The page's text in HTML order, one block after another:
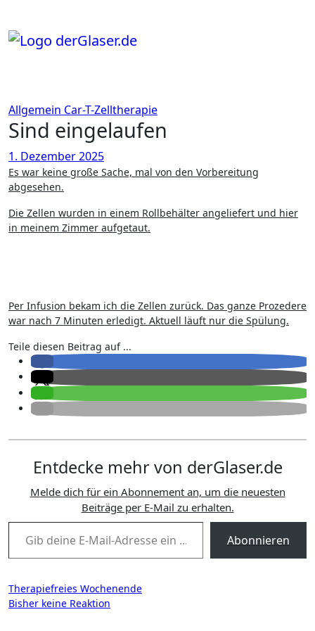
springen
Allgemein Car-T-Zelltherapie
Sind eingelaufen
1. Dezember 2025
Es war keine große Sache, mal von den Vorbereitung
abgesehen.
Die Zellen wurden in einem Rollbehälter angeliefert und hier
in meinem Zimmer aufgetaut.
Per Infusion bekam ich die Zellen zurück. Das ganze Prozedere
war nach 7 Minuten erledigt. Aktuell läuft nur die Spülung.
Teile diesen Beitrag auf ...
Entdecke mehr von derGlaser.de
Melde dich für ein Abonnement an, um die neuesten
Beiträge per E-Mail zu erhalten.
Gib deine E-Mail-Adresse ein ...
Abonnieren
Beitragsnavigation
Therapiefreies Wochenende
Bisher keine Reaktion